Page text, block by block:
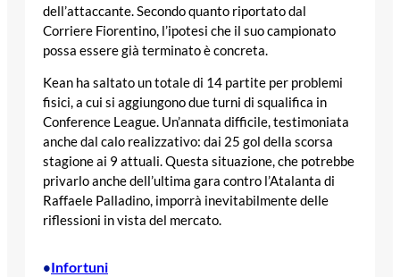
dell’attaccante. Secondo quanto riportato dal
Corriere Fiorentino, l’ipotesi che il suo campionato
possa essere già terminato è concreta.
Kean ha saltato un totale di 14 partite per problemi
fisici, a cui si aggiungono due turni di squalifica in
Conference League. Un’annata difficile, testimoniata
anche dal calo realizzativo: dai 25 gol della scorsa
stagione ai 9 attuali. Questa situazione, che potrebbe
privarlo anche dell’ultima gara contro l’Atalanta di
Raffaele Palladino, imporrà inevitabilmente delle
riflessioni in vista del mercato.
•Infortuni